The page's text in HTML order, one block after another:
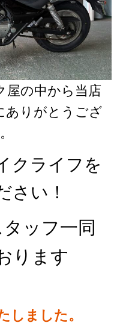
屋の中から当店
ありがとうござ
クライフを
さい！
ッフ一同
ります
ました。